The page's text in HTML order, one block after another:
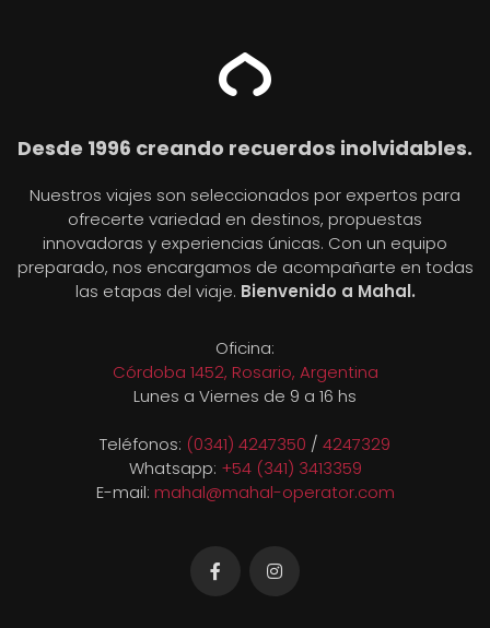
Desde 1996 creando recuerdos inolvidables.
Nuestros viajes son seleccionados por expertos para
ofrecerte variedad en destinos, propuestas
innovadoras y experiencias únicas. Con un equipo
preparado, nos encargamos de acompañarte en todas
las etapas del viaje. Bienvenido a Mahal.
Oficina:
Córdoba 1452, Rosario, Argentina
Lunes a Viernes de 9 a 16 hs
Teléfonos: (0341) 4247350 / 4247329
Whatsapp: +54 (341) 3413359
E-mail: mahal@mahal-operator.com